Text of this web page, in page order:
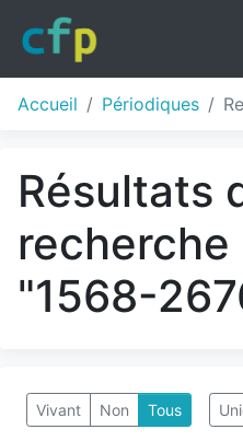
Accueil Périodiques
Résultats
recherche
"1568-
Vivant Non Tous